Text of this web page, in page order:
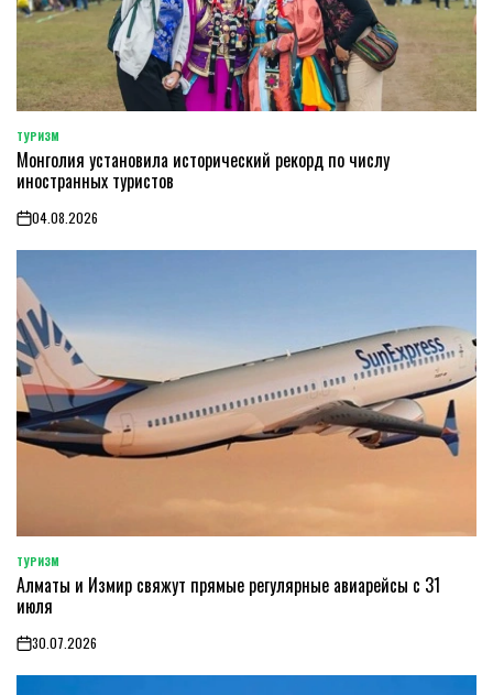
POSTED
IN
ТУРИЗМ
Монголия установила исторический рекорд по числу
иностранных туристов
on04.08.2026
POSTED
IN
ТУРИЗМ
Алматы и Измир свяжут прямые регулярные авиарейсы с 31
июля
on30.07.2026